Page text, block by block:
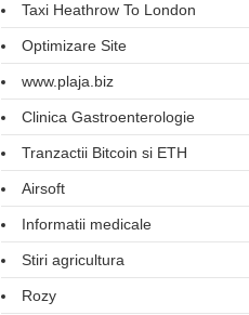
Taxi Heathrow To London
Optimizare Site
www.plaja.biz
Clinica Gastroenterologie
Tranzactii Bitcoin si ETH
Airsoft
Informatii medicale
Stiri agricultura
Rozy